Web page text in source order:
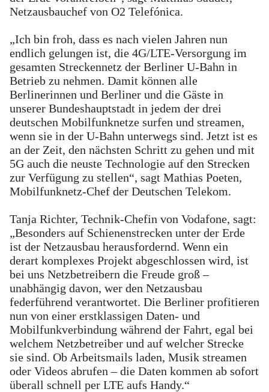
Netzausbauchef von O2 Telefónica.
„Ich bin froh, dass es nach vielen Jahren nun
endlich gelungen ist, die 4G/LTE-Versorgung im
gesamten Streckennetz der Berliner U-Bahn in
Betrieb zu nehmen. Damit können alle
Berlinerinnen und Berliner und die Gäste in
unserer Bundeshauptstadt in jedem der drei
deutschen Mobilfunknetze surfen und streamen,
wenn sie in der U-Bahn unterwegs sind. Jetzt ist es
an der Zeit, den nächsten Schritt zu gehen und mit
5G auch die neuste Technologie auf den Strecken
zur Verfügung zu stellen“, sagt Mathias Poeten,
Mobilfunknetz-Chef der Deutschen Telekom.
Tanja Richter, Technik-Chefin von Vodafone, sagt:
„Besonders auf Schienenstrecken unter der Erde
ist der Netzausbau herausfordernd. Wenn ein
derart komplexes Projekt abgeschlossen wird, ist
bei uns Netzbetreibern die Freude groß –
unabhängig davon, wer den Netzausbau
federführend verantwortet. Die Berliner profitieren
nun von einer erstklassigen Daten- und
Mobilfunkverbindung während der Fahrt, egal bei
welchem Netzbetreiber und auf welcher Strecke
sie sind. Ob Arbeitsmails laden, Musik streamen
oder Videos abrufen – die Daten kommen ab sofort
überall schnell per LTE aufs Handy.“